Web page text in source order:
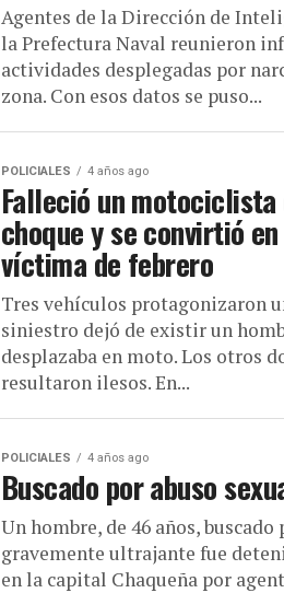
Agentes de la Dirección de
la Prefectura Naval reunieron
actividades desplegadas por
zona. Con esos datos se puso...
POLICIALES 4 años ago
Falleció un
choque y se convirtió
víctima de febrero
Tres vehículos protagonizaron
siniestro dejó de existir un
desplazaba en moto. Los otros
resultaron ilesos. En...
POLICIALES 4 años ago
Buscado por abuso
Un hombre, de 46 años, buscado
gravemente ultrajante fue
en la capital Chaqueña por